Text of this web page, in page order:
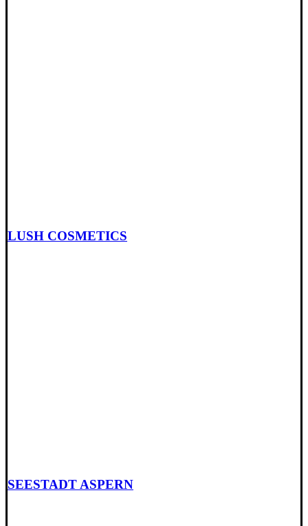
LUSH COSMETICS
SEESTADT ASPERN